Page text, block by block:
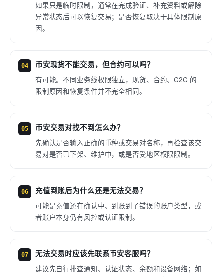
如果只是临时限制，通常在完成验证、补充资料或解除
异常状态后可以恢复交易；是否恢复取决于具体限制原
因。
04 币安现货不能交易，但合约可以吗？
有可能。不同业务线权限独立，现货、合约、C2C 的
限制原因和恢复条件并不完全相同。
05 币安交易对找不到怎么办？
先确认是否输入正确的币种或交易对名称，再检查该交
易对是否已下架、维护中，或是否受地区权限限制。
06 充值到账后为什么还是无法交易？
可能是充值还在确认中、到账到了错误的账户类型，或
者账户本身仍有风控或认证限制。
07 无法交易时应该先联系币安客服吗？
建议先自行排查通知、认证状态、余额和设备网络；如